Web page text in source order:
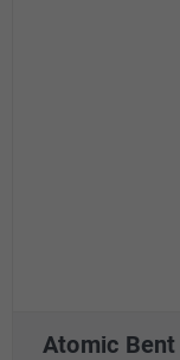
Atomic